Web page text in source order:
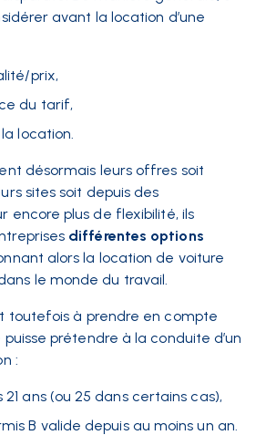
avant la location d’une
prix,
du tarif,
location.
désormais leurs offres soit
sites soit depuis des
encore plus de flexibilité, ils
différentes options
alors la location de voiture
le monde du travail.
toutefois à prendre en compte
prétendre à la conduite d’un
:
21 ans (ou 25 dans certains cas),
B valide depuis au moins un an.